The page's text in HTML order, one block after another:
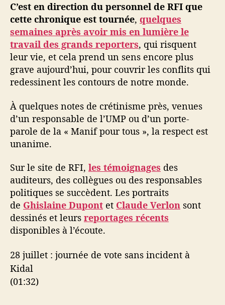
C’est en direction du personnel de RFI que
cette chronique est tournée, quelques
semaines après avoir mis en lumière le
travail des grands reporters, qui risquent
leur vie, et cela prend un sens encore plus
grave aujourd’hui, pour couvrir les conflits qui
redessinent les contours de notre monde.
À quelques notes de crétinisme près, venues
d’un responsable de l’UMP ou d’un porte-
parole de la « Manif pour tous », la respect est
unanime.
Sur le site de RFI, les témoignages des
auditeurs, des collègues ou des responsables
politiques se succèdent. Les portraits
de Ghislaine Dupont et Claude Verlon sont
dessinés et leurs reportages récents
disponibles à l’écoute.
28 juillet : journée de vote sans incident à
Kidal
(01:32)